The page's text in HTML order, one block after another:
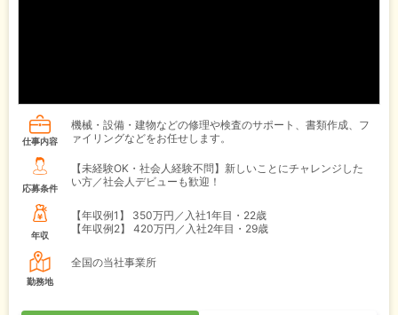
仕事内容
機械・設備・建物などの修理や検査のサポート、書類作成、フ
ァイリングなどをお任せします。
応募条件
【未経験OK・社会人経験不問】新しいことにチャレンジした
い方／社会人デビューも歓迎！
年収
【年収例1】
350万円／入社1年目・22歳
【年収例2】
420万円／入社2年目・29歳
勤務地
全国の当社事業所